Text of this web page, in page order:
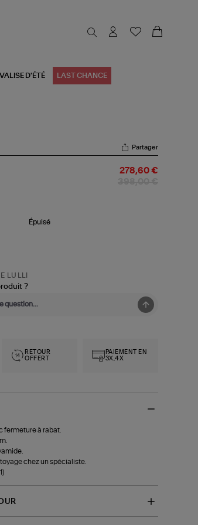
VALISE D'ÉTÉ LAST CHANCE
Partager
278,60 €
Épuisé
LULLI
?
RETOUR
OFFERT
PAIEMENT EN
3X,4X
fermeture à rabat.
chez un spécialiste.